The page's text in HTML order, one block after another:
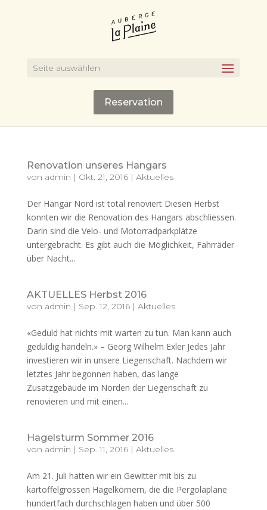
Seite auswählen
Reservation
Renovation unseres Hangars
von admin | Okt. 21, 2016| Aktuelles
Der Hangar Nord ist total renoviert Diesen Herbst
konnten wir die Renovation des Hangars abschliessen.
Darin sind die Velo- und Motorradparkplätze
untergebracht. Es gibt auch die Möglichkeit, Fahrräder
über Nacht...
AKTUELLES Herbst 2016
von admin | Sep. 12, 2016| Aktuelles
«Geduld hat nichts mit warten zu tun. Man kann auch
geduldig handeln.» – Georg Wilhelm Exler Jedes Jahr
investieren wir in unsere Liegenschaft. Nachdem wir
letztes Jahr begonnen haben, das lange
Zusatzgebäude im Norden der Liegenschaft zu
renovieren und mit einen...
Hagelsturm Sommer 2016
von admin | Sep. 11, 2016| Aktuelles
Am 21. Juli hatten wir ein Gewitter mit bis zu
kartoffelgrossen Hagelkörnern, die die Pergolaplane
hundertfach durchschlagen haben und über 500